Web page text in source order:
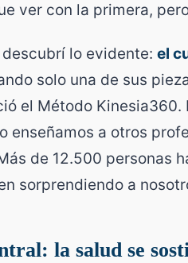
ver con la primera,
descubrí lo evidente: el
solo una de sus
el Método
enseñamos a otros
de 12.500 personas
sorprendiendo a
la salud se